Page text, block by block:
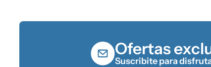
Ofertas
Suscribite para